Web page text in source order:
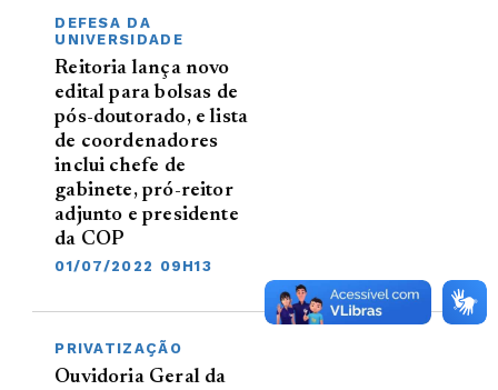
DEFESA DA
UNIVERSIDADE
Reitoria lança novo
edital para bolsas de
pós-doutorado, e lista
de coordenadores
inclui chefe de
gabinete, pró-reitor
adjunto e presidente
da COP
01/07/2022 09H13
PRIVATIZAÇÃO
Ouvidoria Geral da